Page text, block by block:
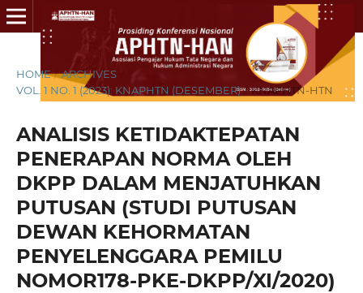
HOME / ARCHIVES
VOL. 1 NO. 1 (2023): KNAPHTN (DESEMBER) / KNAPHTN-HTN
ANALISIS KETIDAKTEPATAN
PENERAPAN NORMA OLEH
DKPP DALAM MENJATUHKAN
PUTUSAN (STUDI PUTUSAN
DEWAN KEHORMATAN
PENYELENGGARA PEMILU
NOMOR178-PKE-DKPP/XI/2020)